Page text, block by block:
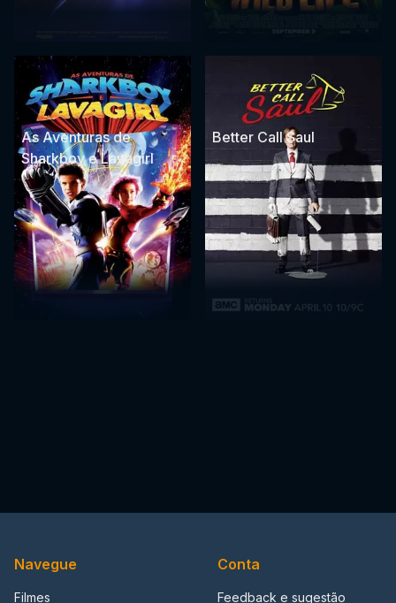
As Aventuras de
Sharkboy e Lavagirl
Better Call Saul
Navegue
Filmes
Conta
Feedback e sugestão